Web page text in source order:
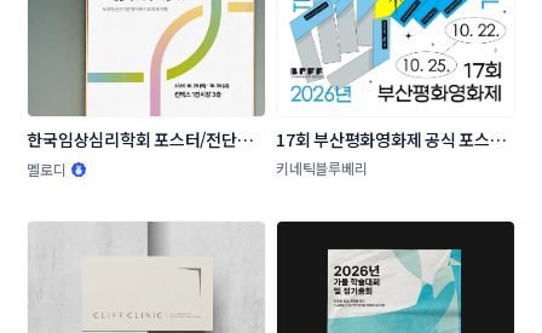
한국임상심리학회 포스터/전단지
콘테스트
멜로디
17회 부산평화영화제 공식 포스터
공모
키네틱블루베리